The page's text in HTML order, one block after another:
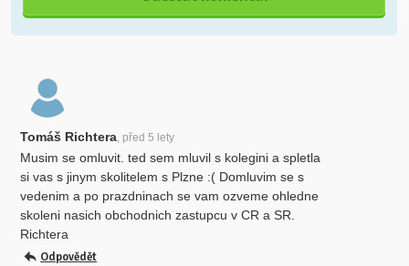
Tomáš Richtera, před 5 lety
Musim se omluvit. ted sem mluvil s kolegini a spletla
si vas s jinym skolitelem s Plzne :( Domluvim se s
vedenim a po prazdninach se vam ozveme ohledne
skoleni nasich obchodnich zastupcu v CR a SR.
Richtera
Odpovědět